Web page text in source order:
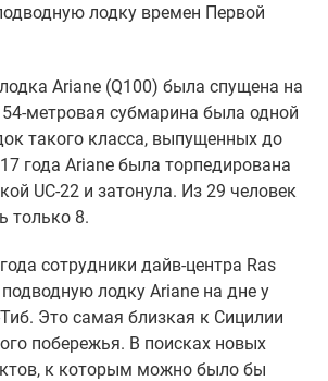
лодку времен Первой
Ariane (Q100) была спущена на
54-метровая субмарина была одной
такого класса, выпущенных до
года Ariane была торпедирована
UC-22 и затонула. Из 29 человек
только 8.
сотрудники дайв-центра Ras
лодку Ariane на дне у
Это самая близкая к Сицилии
побережья. В поисках новых
к которым можно было бы